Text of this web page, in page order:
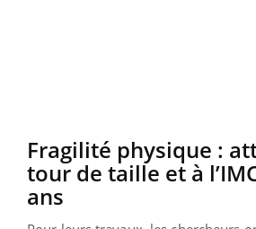
Fragilité physique :
tour de taille et à
ans